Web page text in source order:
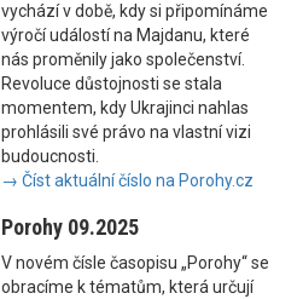
vychází v době, kdy si připomínáme
výročí událostí na Majdanu, které
nás proměnily jako společenství.
Revoluce důstojnosti se stala
momentem, kdy Ukrajinci nahlas
prohlásili své právo na vlastní vizi
budoucnosti.
→ Číst aktuální číslo na Porohy.cz
Porohy 09.2025
V novém čísle časopisu „Porohy“ se
obracíme k tématům, která určují